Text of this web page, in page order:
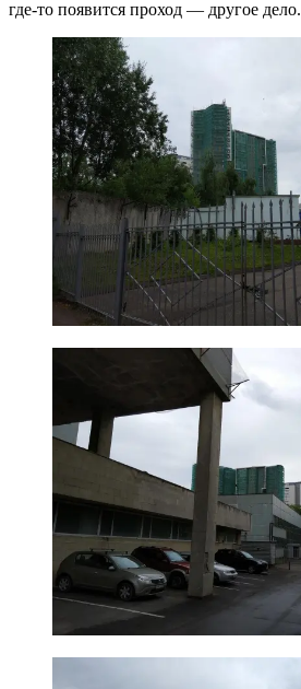
где-то появится проход — другое дело.